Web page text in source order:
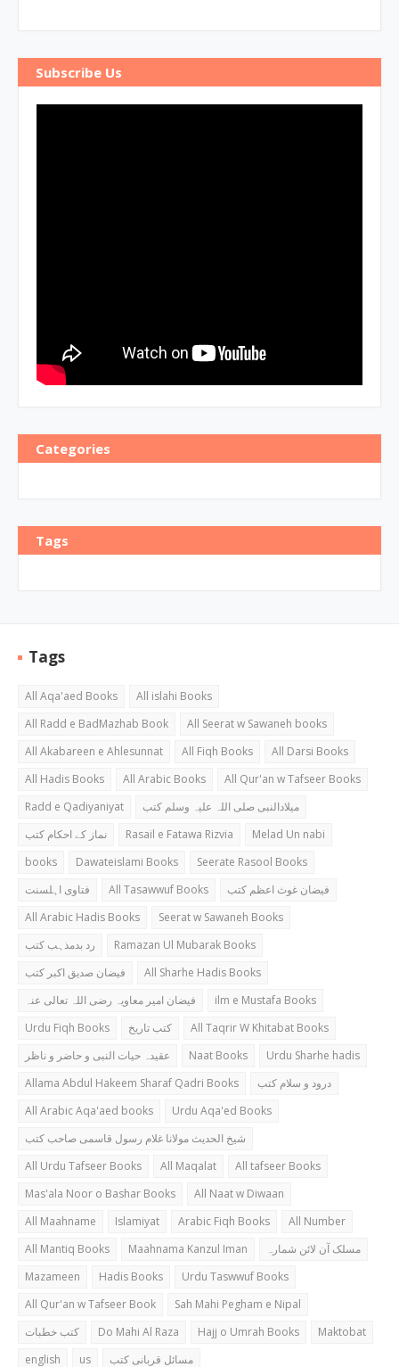
Subscribe Us
Categories
Tags
Tags
All Aqa'aed Books
All islahi Books
All Radd e BadMazhab Book
All Seerat w Sawaneh books
All Akabareen e Ahlesunnat
All Fiqh Books
All Darsi Books
All Hadis Books
All Arabic Books
All Qur'an w Tafseer Books
Radd e Qadiyaniyat
میلادالنبی صلی اللہ علیہ وسلم کتب
نماز کے احکام کتب
Rasail e Fatawa Rizvia
Melad Un nabi
books
Dawateislami Books
Seerate Rasool Books
فتاوی اہلسنت
All Tasawwuf Books
فیضان غوث اعظم کتب
All Arabic Hadis Books
Seerat w Sawaneh Books
رد بدمذہب کتب
Ramazan Ul Mubarak Books
فیضان صدیق اکبر کتب
All Sharhe Hadis Books
فیضان امیر معاویہ رضی اللہ تعالی عنہ
ilm e Mustafa Books
Urdu Fiqh Books
کتب تاریخ
All Taqrir W Khitabat Books
عقیدہ حیات النبی و حاضر و ناظر
Naat Books
Urdu Sharhe hadis
Allama Abdul Hakeem Sharaf Qadri Books
درود و سلام کتب
All Arabic Aqa'aed books
Urdu Aqa'ed Books
شیخ الحدیث مولانا غلام رسول قاسمی صاحب کتب
All Urdu Tafseer Books
All Maqalat
All tafseer Books
Mas'ala Noor o Bashar Books
All Naat w Diwaan
All Maahname
Islamiyat Arabic Fiqh Books
All Number
All Mantiq Books
Maahnama Kanzul Iman
مسلک آن لائن شمارہ
Mazameen
Hadis Books
Urdu Taswwuf Books
All Qur'an w Tafseer Book
Sah Mahi Pegham e Nipal
کتب خطبات
Do Mahi Al Raza Hajj o Umrah Books
Maktobat
english
us مسائل قربانی کتب